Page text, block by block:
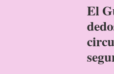
El